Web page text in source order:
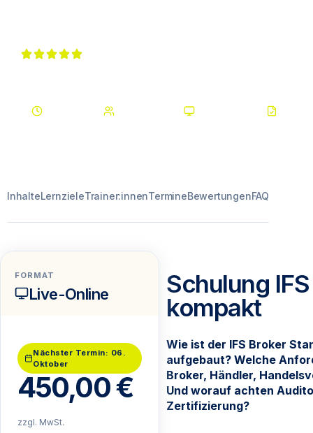
InhalteLernzieleTrainer:innenTermineBewertungenFAQ
Schulung
kompakt
Wie ist der IFS Broker
aufgebaut? Welche
Broker, Händler,
Und worauf achten
Zertifizierung?
FORMAT
Live-Online
Nächster Termin: 06.
Oktober
450,00€
zzgl. MwSt.